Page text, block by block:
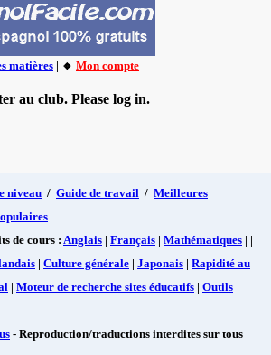
matières | 🔸 Mon compte
au club. Please log in.
niveau / Guide de travail / Meilleures
de cours : Anglais | Français | Mathématiques | |
| Culture générale | Japonais | Rapidité au
| Moteur de recherche sites éducatifs | Outils
- Reproduction/traductions interdites sur tous